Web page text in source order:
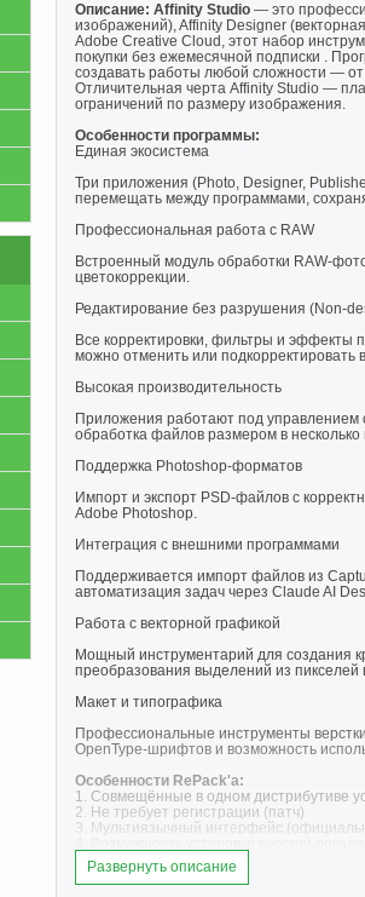
Описание: Affinity Studio — это
изображений), Affinity Designer
Adobe Creative Cloud, этот набор
покупки без ежемесячной подписки .
создавать работы любой сложности —
Отличительная черта Affinity Studio —
ограничений по размеру изображения.
Особенности программы:
Единая экосистема
Три приложения (Photo, Designer,
перемещать между программами,
Профессиональная работа с RAW
Встроенный модуль обработки RAW-
цветокоррекции.
Редактирование без разрушения (Non-
Все корректировки, фильтры и эффекты
можно отменить или подкорректировать
Высокая производительность
Приложения работают под управлением
обработка файлов размером в несколько
Поддержка Photoshop-форматов
Импорт и экспорт PSD-файлов с
Adobe Photoshop.
Интеграция с внешними программами
Поддерживается импорт файлов из
автоматизация задач через Claude AI
Работа с векторной графикой
Мощный инструментарий для создания
преобразования выделений из
Макет и типографика
Профессиональные инструменты
OpenType-шрифтов и возможность
Особенности RePack'a:
1. Совмещённые в одном дистрибутиве
2. Не требует регистрации (патч)
3. Мультиязычный интерфейс
5. Возможность подхвата и
Развернуть описание